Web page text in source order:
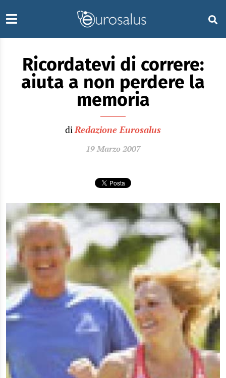
Ricordatevi di correre:
aiuta a non perdere la
memoria
diRedazione Eurosalus
19 Marzo 2007